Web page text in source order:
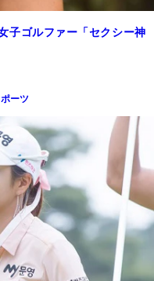
子ゴルファー「セクシー神
ーツ